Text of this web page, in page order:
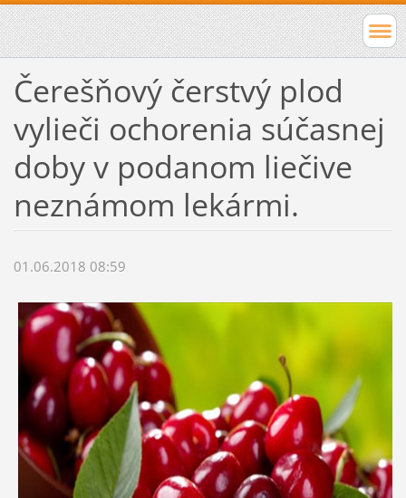
Čerešňový čerstvý plod
vylieči ochorenia súčasnej
doby v podanom liečive
neznámom lekármi.
01.06.2018 08:59